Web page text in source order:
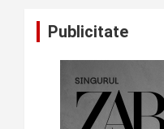
Publicitate